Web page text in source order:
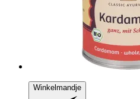
Winkelmandje